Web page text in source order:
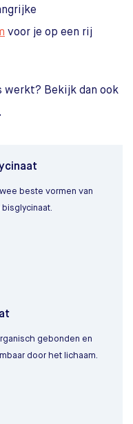
voor je op een rij
werkt? Bekijk dan ook
.
beste vormen van
gebonden en
door het lichaam.